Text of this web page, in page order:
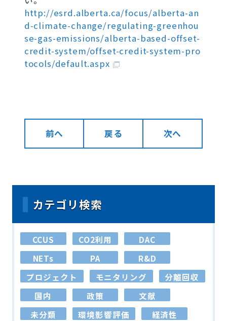
http://esrd.alberta.ca/focus/alberta-an
d-climate-change/regulating-greenhou
se-gas-emissions/alberta-based-offset-
credit-system/offset-credit-system-pro
tocols/default.aspx
前へ 戻る 次へ
カテゴリ検索
CCUS CO2利用
DAC
NETs
PA
R&D
プロジェクト
モニタリング
分離回収
国内
政策
文献
未分類
環境影響評価
経済性